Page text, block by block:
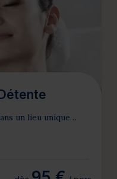
un lieu unique…